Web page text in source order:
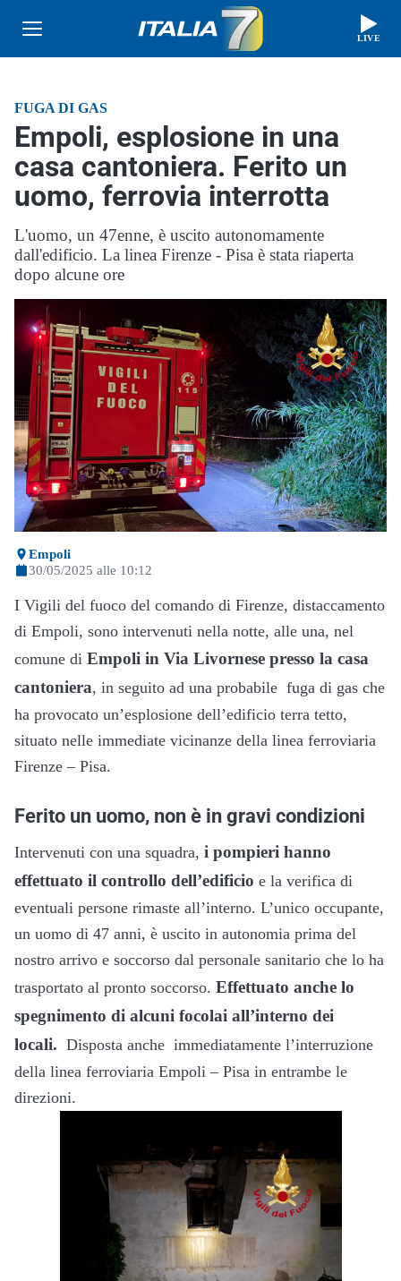
LIVE
FUGA DI GAS
Empoli, esplosione in una
casa cantoniera. Ferito un
uomo, ferrovia interrotta
L'uomo, un 47enne, è uscito autonomamente
dall'edificio. La linea Firenze - Pisa è stata riaperta
dopo alcune ore
Empoli
30/05/2025 alle 10:12
I Vigili del fuoco del comando di Firenze, distaccamento
di Empoli, sono intervenuti nella notte, alle una, nel
comune di Empoli in Via Livornese presso la casa
cantoniera, in seguito ad una probabile fuga di gas che
ha provocato un’esplosione dell’edificio terra tetto,
situato nelle immediate vicinanze della linea ferroviaria
Firenze – Pisa.
Ferito un uomo, non è in gravi condizioni
Intervenuti con una squadra, i pompieri hanno
effettuato il controllo dell’edificio e la verifica di
eventuali persone rimaste all’interno. L’unico occupante,
un uomo di 47 anni, è uscito in autonomia prima del
nostro arrivo e soccorso dal personale sanitario che lo ha
trasportato al pronto soccorso. Effettuato anche lo
spegnimento di alcuni focolai all’interno dei
locali. Disposta anche immediatamente l’interruzione
della linea ferroviaria Empoli – Pisa in entrambe le
direzioni.